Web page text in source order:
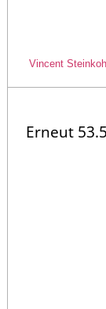
Vincent
Erneut